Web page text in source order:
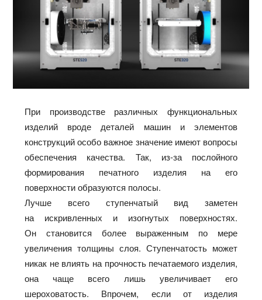
При производстве различных функциональных
изделий вроде деталей машин и элементов
конструкций особо важное значение имеют вопросы
обеспечения качества. Так, из-за послойного
формирования печатного изделия на его
поверхности образуются полосы.
Лучше всего ступенчатый вид заметен
на искривленных и изогнутых поверхностях.
Он становится более выраженным по мере
увеличения толщины слоя. Ступенчатость может
никак не влиять на прочность печатаемого изделия,
она чаще всего лишь увеличивает его
шероховатость. Впрочем, если от изделия